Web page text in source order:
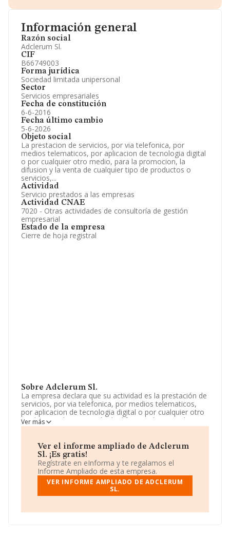
Información general
Razón social
Adclerum Sl.
CIF
B66749003
Forma jurídica
Sociedad limitada unipersonal
Sector
Servicios empresariales
Fecha de constitución
6-6-2016
Fecha último cambio
5-6-2026
Objeto social
La prestacion de servicios, por via telefonica, por
medios telematicos, por aplicacion de tecnologia digital
o por cualquier otro medio, para la promocion, la
difusion y la venta de cualquier tipo de productos o
servicios,...
Actividad
Servicio prestados a las empresas
Actividad CNAE
7020 - Otras actividades de consultoría de gestión
empresarial
Estado de la empresa
Cierre de hoja registral
Sobre Adclerum Sl.
La empresa declara que su actividad es la prestación de
servicios, por via telefonica, por medios telematicos,
por aplicacion de tecnologia digital o por cualquier otro
medio, para la promoción, la difusion y la venta de
cualquier tipo de productos o servicios,.. La empresa
Limitada. Clasifica su actividad CNAE como '%cnae%',
código 7020. No realiza actividad de importación y/o
exportación.
La empresa españolaAdclerum S.L, NIF B66749003,
está situada en Calle Pau Claris núm. 134 P. 1, (08009),
en el municipio de Barcelona, Cataluña.
En relación con el sector y disponiendo de los datos de
Ver más
Ver el informe ampliado de Adclerum
Sl. ¡Es gratis!
Regístrate en eInforma y te regalamos el
Informe Ampliado de esta empresa.
VER INFORME AMPLIADO DE ADCLERUM
SL.
Información oficial y registral complementaria.